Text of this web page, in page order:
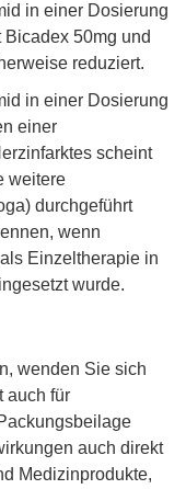
in einer Dosierung
Bicadex 50mg und
reduziert.
in einer Dosierung
einer
scheint
weitere
durchgeführt
wenn
Einzeltherapie in
wurde.
wenden Sie sich
auch für
auch direkt
Medizinprodukte,